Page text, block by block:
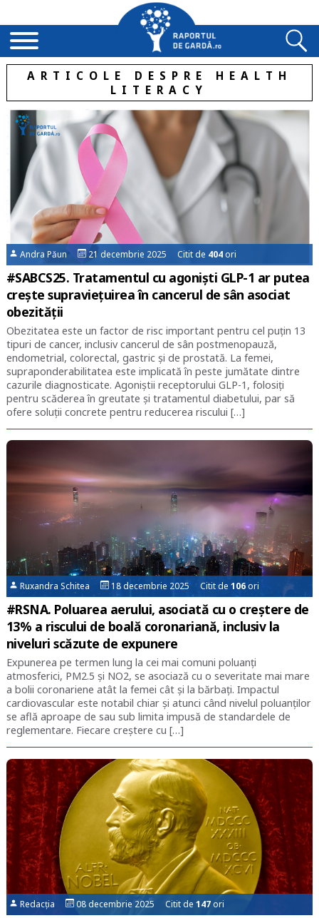
ARTICOLE DESPRE HEALTH
LITERACY
Andra Păun 21 decembrie 2025 Citit de 404ori
#SABCS25. Tratamentul cu agoniști GLP-1 ar putea
crește supraviețuirea în cancerul de sân asociat
obezității
Obezitatea este un factor de risc important pentru cel puțin 13
tipuri de cancer, inclusiv cancerul de sân postmenopauză,
endometrial, colorectal, gastric și de prostată. La femei,
supraponderabilitatea este implicată în peste jumătate dintre
cazurile diagnosticate. Agoniștii receptorului GLP-1, folosiți
pentru scăderea în greutate și tratamentul diabetului, par să
ofere soluții concrete pentru reducerea riscului […]
Ruxandra Schitea 18 decembrie 2025 Citit de106ori
#RSNA. Poluarea aerului, asociată cu o creștere de
13% a riscului de boală coronariană, inclusiv la
niveluri scăzute de expunere
Expunerea pe termen lung la cei mai comuni poluanți
atmosferici, PM2.5 și NO2, se asociază cu o severitate mai mare
a bolii coronariene atât la femei cât și la bărbați. Impactul
cardiovascular este notabil chiar și atunci când nivelul poluanților
se află aproape de sau sub limita impusă de standardele de
reglementare. Fiecare creștere cu […]
Redacția 08 decembrie 2025 Citit de147ori